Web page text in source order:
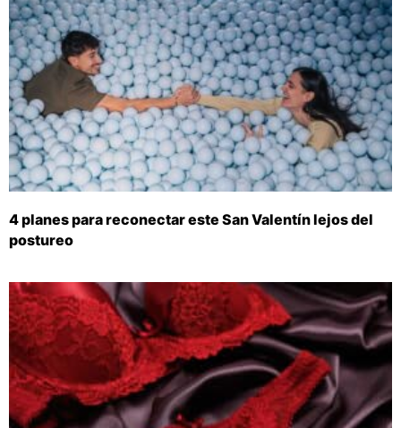
4 planes para reconectar este San Valentín lejos del
postureo